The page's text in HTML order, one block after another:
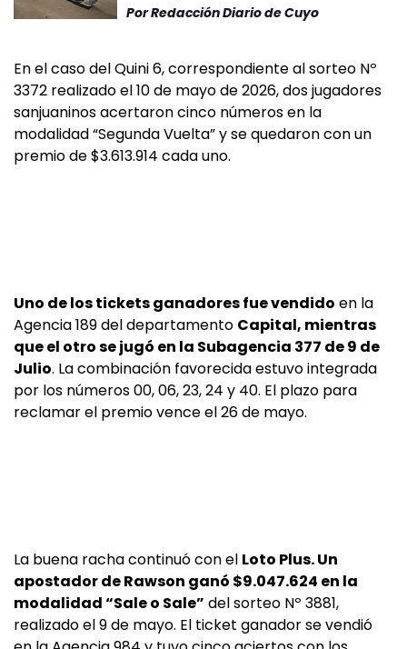
PorRedacción Diario de Cuyo
En el caso del Quini 6, correspondiente al sorteo Nº
3372 realizado el 10 de mayo de 2026, dos jugadores
sanjuaninos acertaron cinco números en la
modalidad “Segunda Vuelta” y se quedaron con un
premio de $3.613.914 cada uno.
Uno de los tickets ganadores fue vendido en la
Agencia 189 del departamento Capital, mientras
que el otro se jugó en la Subagencia 377 de 9 de
Julio. La combinación favorecida estuvo integrada
por los números 00, 06, 23, 24 y 40. El plazo para
reclamar el premio vence el 26 de mayo.
La buena racha continuó con el Loto Plus. Un
apostador de Rawson ganó $9.047.624 en la
modalidad “Sale o Sale” del sorteo Nº 3881,
realizado el 9 de mayo. El ticket ganador se vendió